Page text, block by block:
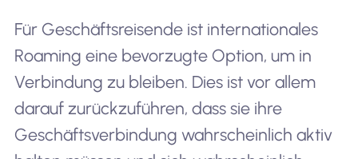
Für Geschäftsreisende ist internationales
Roaming eine bevorzugte Option, um in
Verbindung zu bleiben. Dies ist vor allem
darauf zurückzuführen, dass sie ihre
Geschäftsverbindung wahrscheinlich aktiv